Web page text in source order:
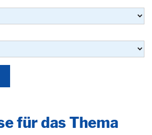
für das Thema